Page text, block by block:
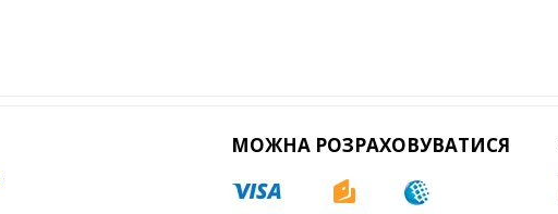
МОЖНА РОЗРАХОВУВАТИСЯ